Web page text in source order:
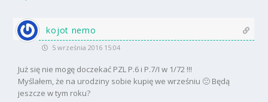
kojot nemo
5 września 2016 15:04
Już się nie mogę doczekać PZL P.6 i P.7/I w 1/72 !!!
Myślałem, że na urodziny sobie kupię we wrześniu 🙁 Będą
jeszcze w tym roku?